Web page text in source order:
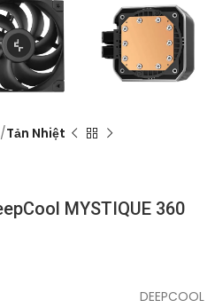
Tản Nhiệt
MYSTIQUE 360
DEEPCOOL